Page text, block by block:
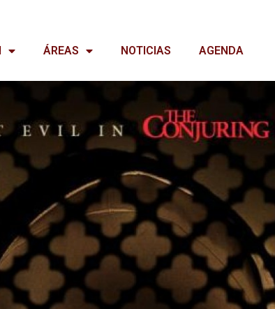
ÁREAS NOTICIAS AGENDA